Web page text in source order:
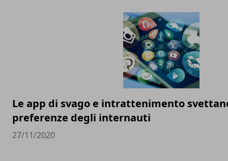
Le app di svago e intrattenimento
preferenze degli internauti
27/11/2020